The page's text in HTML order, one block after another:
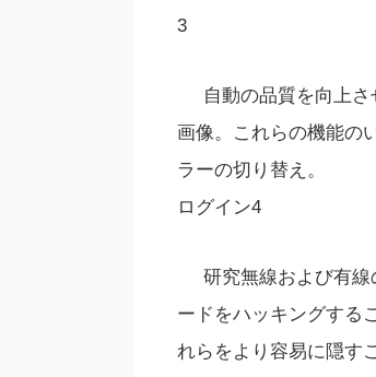
3
自動の品質を向上
画像。これらの機能の
ラーの切り替え。
ログイン4
研究無線および有
ードをハッキングする
れらをより容易に隠す